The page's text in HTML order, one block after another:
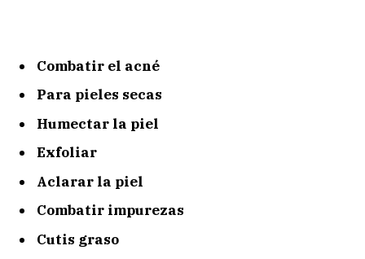
Combatir el acné
Para pieles secas
Humectar la piel
Exfoliar
Aclarar la piel
Combatir impurezas
Cutis graso